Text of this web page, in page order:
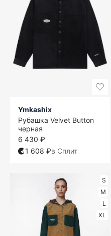
Ymkashix
Рубашка Velvet Button
черная
6 430 ₽
1 608 ₽в Сплит
S
M
L
XL